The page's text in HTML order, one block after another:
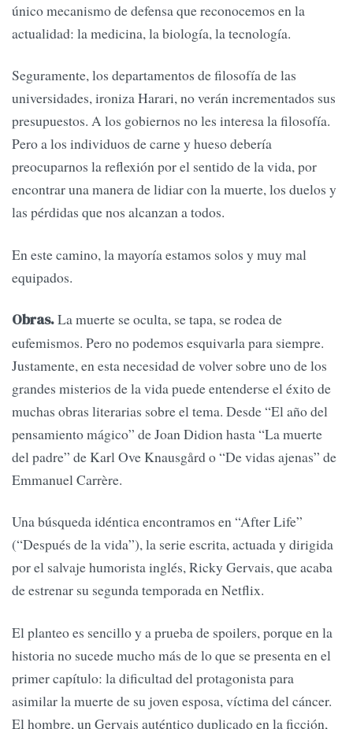
único mecanismo de defensa que reconocemos en la
actualidad: la medicina, la biología, la tecnología.
Seguramente, los departamentos de filosofía de las
universidades, ironiza Harari, no verán incrementados sus
presupuestos. A los gobiernos no les interesa la filosofía.
Pero a los individuos de carne y hueso debería
preocuparnos la reflexión por el sentido de la vida, por
encontrar una manera de lidiar con la muerte, los duelos y
las pérdidas que nos alcanzan a todos.
En este camino, la mayoría estamos solos y muy mal
equipados.
Obras.La muerte se oculta, se tapa, se rodea de
eufemismos. Pero no podemos esquivarla para siempre.
Justamente, en esta necesidad de volver sobre uno de los
grandes misterios de la vida puede entenderse el éxito de
muchas obras literarias sobre el tema. Desde “El año del
pensamiento mágico” de Joan Didion hasta “La muerte
del padre” de Karl Ove Knausgård o “De vidas ajenas” de
Emmanuel Carrère.
Una búsqueda idéntica encontramos en “After Life”
(“Después de la vida”), la serie escrita, actuada y dirigida
por el salvaje humorista inglés, Ricky Gervais, que acaba
de estrenar su segunda temporada en Netflix.
El planteo es sencillo y a prueba de spoilers, porque en la
historia no sucede mucho más de lo que se presenta en el
primer capítulo: la dificultad del protagonista para
asimilar la muerte de su joven esposa, víctima del cáncer.
El hombre, un Gervais auténtico duplicado en la ficción,